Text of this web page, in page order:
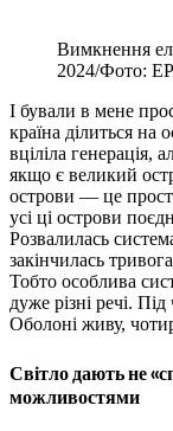
Вимкнення
2024/Фото:
І бували в мене
країна ділиться
вціліла генерація,
якщо є великий
острови — це
усі ці острови
Розвалилась
закінчилась
Тобто особлива
дуже різні речі.
Оболоні живу,
Світло дають не
можливостями